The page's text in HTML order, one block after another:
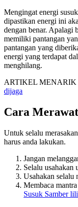
Mengingat energi
dipastikan energi ini
dengan benar. Apalagi
memiliki pantangan
pantangan yang
energi yang terdapat
menghilang.
ARTIKEL MENARIK
dijaga
Cara
Untuk selalu
harus anda lakukan.
Jangan
Selalu usahakan
Usahakan
Membaca
Susuk Samber